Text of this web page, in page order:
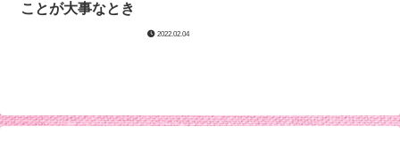
ことが大事なとき
2022.02.04